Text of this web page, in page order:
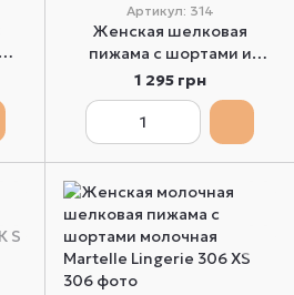
Артикул: 314
Женская шелковая
пижама с шортами и
коротким топом молочная
Martelle Lingerie 314 XS
1 295 грн